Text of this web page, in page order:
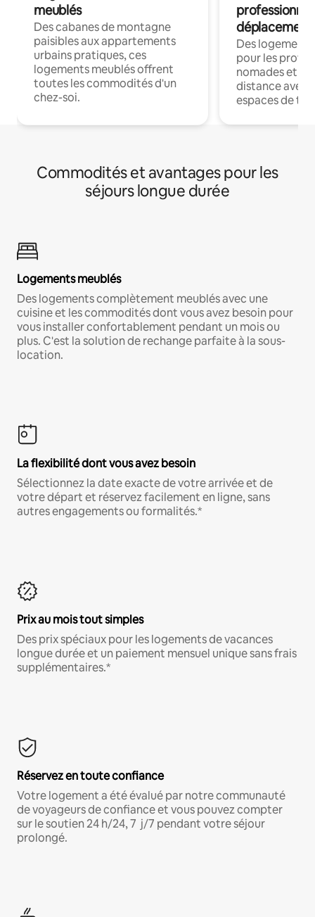
meublés
Des cabanes de montagne
paisibles aux appartements
urbains pratiques, ces
logements meublés offrent
toutes les commodités d'un
chez-soi.
déplacement
Des
pour les
nomades et
distance avec
espaces de
Commodités et avantages pour les
séjours longue durée
Logements meublés
Des logements complètement meublés avec une
cuisine et les commodités dont vous avez besoin pour
vous installer confortablement pendant un mois ou
plus. C'est la solution de rechange parfaite à la sous-
location.
La flexibilité dont vous avez besoin
Sélectionnez la date exacte de votre arrivée et de
votre départ et réservez facilement en ligne, sans
autres engagements ou formalités.*
Prix au mois tout simples
Des prix spéciaux pour les logements de vacances
longue durée et un paiement mensuel unique sans frais
supplémentaires.*
Réservez en toute confiance
Votre logement a été évalué par notre communauté
de voyageurs de confiance et vous pouvez compter
sur le soutien 24 h/24, 7 j/7 pendant votre séjour
prolongé.